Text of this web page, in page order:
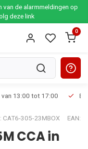
van de alarmmeldingen op
deze link
0
13:00 tot 17:00
CAT6-305-23MBOX EAN:
CCA in